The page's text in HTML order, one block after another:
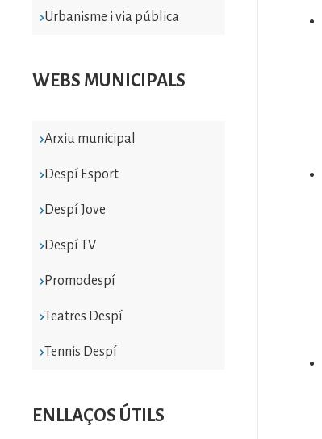
Urbanisme i via pública
WEBS MUNICIPALS
Arxiu municipal
Despí Esport
Despí Jove
Despí TV
Promodespí
Teatres Despí
Tennis Despí
ENLLAÇOS ÚTILS